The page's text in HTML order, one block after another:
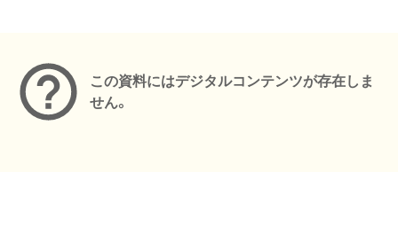
この資料にはデジタルコンテンツが存在しま
せん。